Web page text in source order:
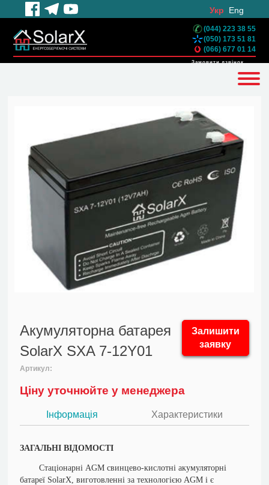
Укр Eng
(044) 223 38 55
(050) 173 51 81
(066) 677 01 14
Замовити дзвінок
Акумуляторна батарея
SolarX SXA 7-12Y01
Залишити
заявку
Артикул:
Ціну уточнюйте у менеджера
Інформація Характеристики
ЗАГАЛЬНІ ВІДОМОСТІ
Стаціонарні AGM свинцево-кислотні акумуляторні
батареї SolarX, виготовленні за технологією AGM і є